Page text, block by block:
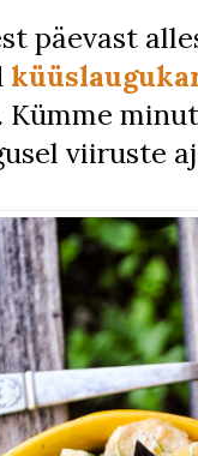
päevast
viiruste